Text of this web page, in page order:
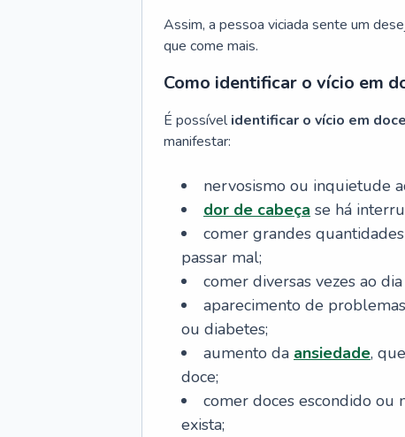
Assim, a pessoa viciada sente um
que come mais.
Como identificar o vício em
É possívelidentificar o vício em doce
manifestar:
nervosismo ou inquietude
dor de cabeça se há
comer grandes
passar mal;
comer diversas vezes ao
aparecimento de
ou diabetes;
aumento da ansiedade,
doce;
comer doces escondido ou
exista;